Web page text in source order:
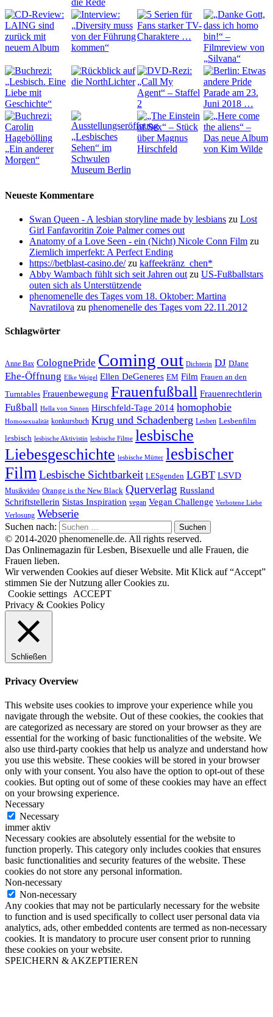
Neueste Kommentare
Swan Queen - A lesbian storyline made by lesbians zu Lost
Girl Fanfavoritin Zoie Palmer comes out
Anatomy of a Love Seen - ein (Nicht) Nicole Conn Film zu
Ziemlich imperfekt: A Perfect Ending
https://betblast-casino.de/zu kaffeekränz_chen*
Abby Wambach fühlt sich seit Jahren out zu US-Fußballstars
outen sich als Unterstützende
phenomenelle des Tages vom 18. Oktober: Martina
Navratilova zu phenomenelle des Tages vom 22.11.2012
Schlagwörter
Anne Bax ColognePride Coming out Dichterin DJ DJane
Ehe-Öffnung Elke Weigel Ellen DeGeneres EM Film Frauen an den
Turntables Frauenbewegung Frauenfußball Frauenrechtlerin
Fußball Hella von Sinnen Hirschfeld-Tage 2014 homophobie
Homosexualität konkursbuch Krug und Schadenberg Lesben Lesbenfilm
lesbisch lesbische Aktivistin lesbische Filme lesbische
Liebesgeschichte lesbische Mütter lesbischer
Film Lesbische Sichtbarkeit LESgenden LGBT LSVD
Musikvideo Orange is the New Black Querverlag Russland
Schriftstellerin Sistas Inspiration vegan Vegan Challenge Verbotene Liebe
Verlosung Webserie
Suchen nach:
© 2014-2020 phenomenelle.de. All rights reserved.
Das Onlinemagazin für Lesben, Bisexuelle und alle Frauen, die
Frauen lieben.
Wir verwenden Cookies auf dieser Website. Mit Klick auf “Accept”
stimmen Sie der Nutzung aller Cookies zu.
Cookie settings
ACCEPT
Privacy & Cookies Policy
Schließen
Privacy Overview
This website uses cookies to improve your experience while you
navigate through the website. Out of these cookies, the cookies that
are categorized as necessary are stored on your browser as they are
essential for the working of basic functionalities of the website. We
also use third-party cookies that help us analyze and understand how
you use this website. These cookies will be stored in your browser
only with your consent. You also have the option to opt-out of these
cookies. But opting out of some of these cookies may have an effect
on your browsing experience.
Necessary
Necessary
immer aktiv
Necessary cookies are absolutely essential for the website to
function properly. This category only includes cookies that ensures
basic functionalities and security features of the website. These
cookies do not store any personal information.
Non-necessary
Non-necessary
Any cookies that may not be particularly necessary for the website
to function and is used specifically to collect user personal data via
analytics, ads, other embedded contents are termed as non-necessary
cookies. It is mandatory to procure user consent prior to running
these cookies on your website.
SPEICHERN & AKZEPTIEREN